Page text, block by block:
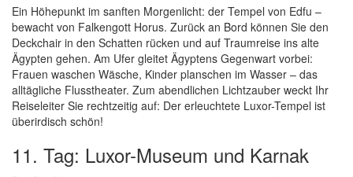
Ein Höhepunkt im sanften Morgenlicht: der Tempel von Edfu –
bewacht von Falkengott Horus. Zurück an Bord können Sie den
Deckchair in den Schatten rücken und auf Traumreise ins alte
Ägypten gehen. Am Ufer gleitet Ägyptens Gegenwart vorbei:
Frauen waschen Wäsche, Kinder planschen im Wasser – das
alltägliche Flusstheater. Zum abendlichen Lichtzauber weckt Ihr
Reiseleiter Sie rechtzeitig auf: Der erleuchtete Luxor-Tempel ist
überirdisch schön!
11. Tag: Luxor-Museum und Karnak